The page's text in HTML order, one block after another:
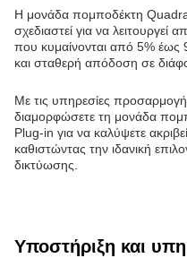
Η μονάδα πομποδέκτη
σχεδιαστεί για να λειτουργεί
που κυμαίνονται από 5% έως
και σταθερή απόδοση σε
Με τις υπηρεσίες
διαμορφώσετε τη μονάδα
Plug-in για να καλύψετε
καθιστώντας την ιδανική
δικτύωσης.
Υποστήριξη και